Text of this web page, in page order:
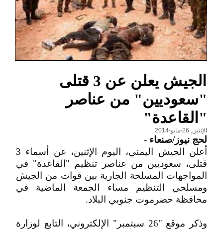
الجيش يعلن عن 3 قتلى
"سعوديين" من عناصر
"القاعدة"
الإثنين, 26-مايو-2014
لحج نيوز/صنعاء -
أعلن الجيش اليمني، اليوم الإثنين، عن أسماء 3
قتلى، سعوديين من عناصر تنظيم "القاعدة" في
المواجهات المسلحة الجارية بين قوات من الجيش
ومسلحي التنظيم مساء الجمعة الماضية في
محافظة حضرموت جنوبي البلاد.
وذكر موقع "26 سبتمبر" الإلكتروني، التابع لوزارة